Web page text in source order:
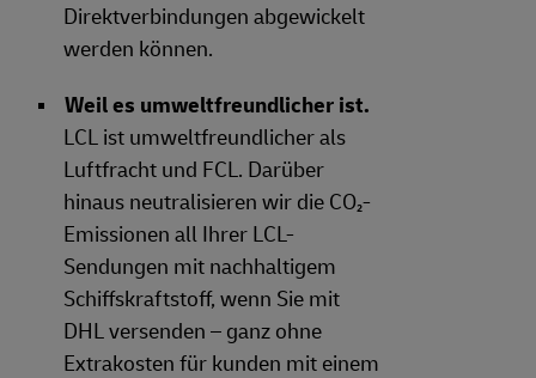
Direktverbindungen abgewickelt
werden können.
Weil es umweltfreundlicher ist.
LCL ist umweltfreundlicher als
Luftfracht und FCL. Darüber
hinaus neutralisieren wir die CO₂-
Emissionen all Ihrer LCL-
Sendungen mit nachhaltigem
Schiffskraftstoff, wenn Sie mit
DHL versenden – ganz ohne
Extrakosten für kunden mit einem